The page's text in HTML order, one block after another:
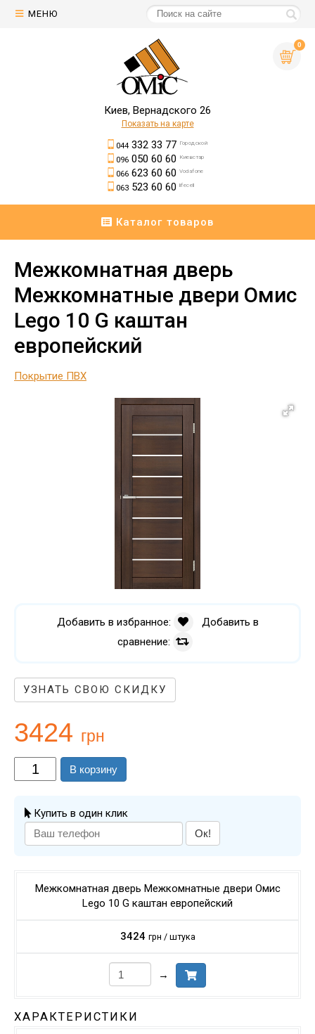
МЕНЮ
0
Киев, Вернадского 26
Показать на карте
044332 33 77 Городской
096050 60 60 Киевстар
066623 60 60 Vodafone
063523 60 60 lifecell
Каталог товаров
Межкомнатная дверь
Межкомнатные двери Омис
Lego 10 G каштан
европейский
Покрытие ПВХ
Добавить в избранное:
Добавить в
сравнение:
УЗНАТЬ СВОЮ СКИДКУ
3424 грн
В корзину
Купить в один клик
Ок!
Межкомнатная дверь Межкомнатные двери Омис
Lego 10 G каштан европейский
3424 грн / штука
→
ХАРАКТЕРИСТИКИ